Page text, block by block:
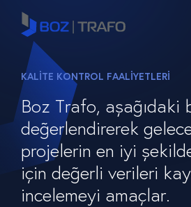
KALİTE KONTROL FAALİYETLERİ
Boz Trafo, aşağıdaki
değerlendirerek
projelerin en iyi
için değerli verileri
incelemeyi amaçlar.